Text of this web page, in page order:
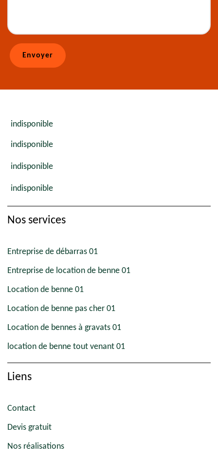
indisponible
indisponible
indisponible
indisponible
Nos services
Entreprise de débarras 01
Entreprise de location de benne 01
Location de benne 01
Location de benne pas cher 01
Location de bennes à gravats 01
location de benne tout venant 01
Liens
Contact
Devis gratuit
Nos réalisations